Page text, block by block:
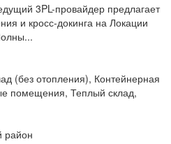
3PL-провайдер предлагает
и кросс-докинга на Локации
(без отопления), Контейнерная
помещения, Теплый склад,
район